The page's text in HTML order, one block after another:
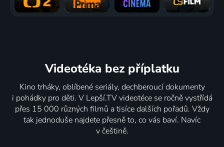
Videotéka bez příplatku
Kino trháky, oblíbené seriály, dechberoucí dokumenty
i pohádky pro děti. V Lepší.TV videotéce se ročně vystřídá
přes 15 000 různých filmů a tisíce dalších pořadů. Vždy
tak jednoduše najdete přesně to, co vás baví. Navíc
v češtině.